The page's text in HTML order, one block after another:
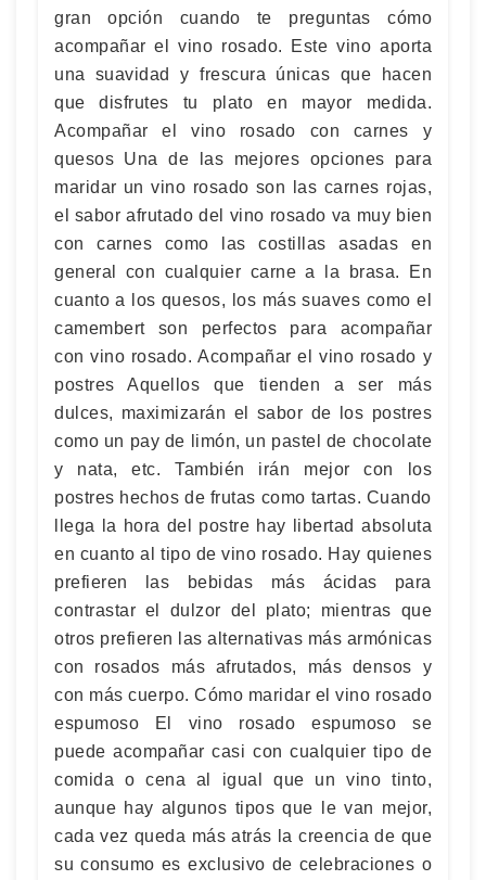
gran opción cuando te preguntas cómo
acompañar el vino rosado. Este vino aporta
una suavidad y frescura únicas que hacen
que disfrutes tu plato en mayor medida.
Acompañar el vino rosado con carnes y
quesos Una de las mejores opciones para
maridar un vino rosado son las carnes rojas,
el sabor afrutado del vino rosado va muy bien
con carnes como las costillas asadas en
general con cualquier carne a la brasa. En
cuanto a los quesos, los más suaves como el
camembert son perfectos para acompañar
con vino rosado. Acompañar el vino rosado y
postres Aquellos que tienden a ser más
dulces, maximizarán el sabor de los postres
como un pay de limón, un pastel de chocolate
y nata, etc. También irán mejor con los
postres hechos de frutas como tartas. Cuando
llega la hora del postre hay libertad absoluta
en cuanto al tipo de vino rosado. Hay quienes
prefieren las bebidas más ácidas para
contrastar el dulzor del plato; mientras que
otros prefieren las alternativas más armónicas
con rosados más afrutados, más densos y
con más cuerpo. Cómo maridar el vino rosado
espumoso El vino rosado espumoso se
puede acompañar casi con cualquier tipo de
comida o cena al igual que un vino tinto,
aunque hay algunos tipos que le van mejor,
cada vez queda más atrás la creencia de que
su consumo es exclusivo de celebraciones o